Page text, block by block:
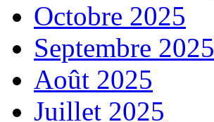
Octobre 2025
Septembre 2025
Août 2025
Juillet 2025